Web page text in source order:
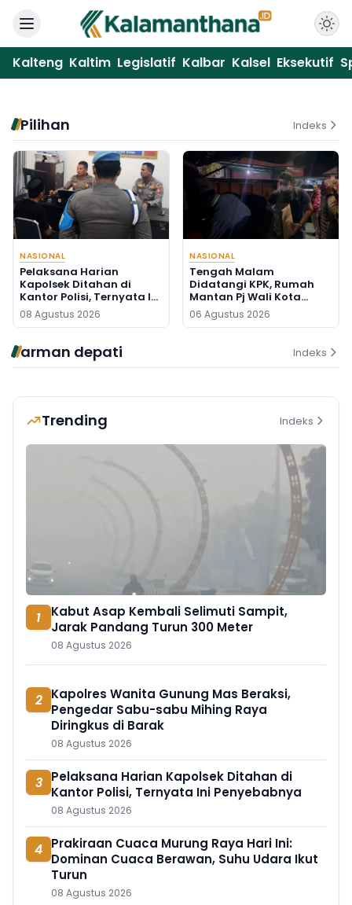
Kalteng Kaltim Legislatif Kalbar Kalsel Eksekutif
Pilihan Indeks
NASIONAL
Pelaksana Harian
Kapolsek Ditahan di
Kantor Polisi, Ternyata Ini
Penyebabnya
08 Agustus 2026
NASIONAL
Tengah Malam
Didatangi KPK, Rumah
Mantan Pj Wali Kota
Digeledah, Empat Koper
Dibawa
06 Agustus 2026
arman depati Indeks
Trending Indeks
1
Kabut Asap Kembali Selimuti Sampit,
Jarak Pandang Turun 300 Meter
08 Agustus 2026
2 Kapolres Wanita Gunung Mas Beraksi,
Pengedar Sabu-sabu Mihing Raya
Diringkus di Barak
08 Agustus 2026
3 Pelaksana Harian Kapolsek Ditahan di
Kantor Polisi, Ternyata Ini Penyebabnya
08 Agustus 2026
4 Prakiraan Cuaca Murung Raya Hari Ini:
Dominan Cuaca Berawan, Suhu Udara Ikut
Turun
08 Agustus 2026